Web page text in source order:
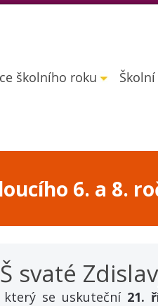
školního roku
6. a 8.
svaté
který se uskuteční 21.